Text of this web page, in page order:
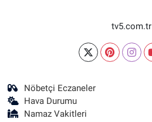
tv5.com.tr
Nöbetçi Eczaneler
Hava Durumu
Namaz Vakitleri